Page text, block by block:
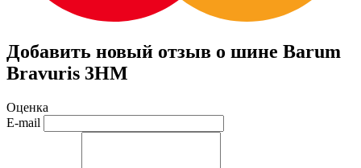
Добавить новый отзыв о шине Barum
Bravuris 3HM
Оценка
E-mail